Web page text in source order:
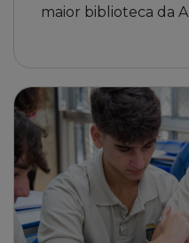
maior biblioteca da